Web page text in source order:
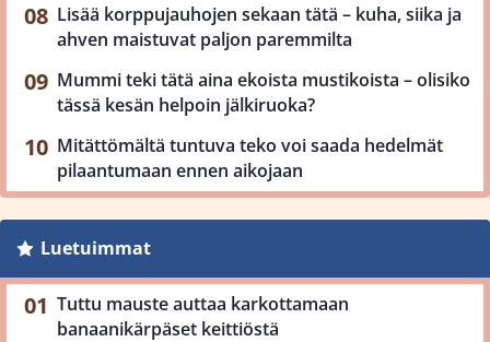
Lisää korppujauhojen sekaan tätä – kuha, siika ja
ahven maistuvat paljon paremmilta
Mummi teki tätä aina ekoista mustikoista – olisiko
tässä kesän helpoin jälkiruoka?
Mitättömältä tuntuva teko voi saada hedelmät
pilaantumaan ennen aikojaan
Luetuimmat
Tuttu mauste auttaa karkottamaan
banaanikärpäset keittiöstä